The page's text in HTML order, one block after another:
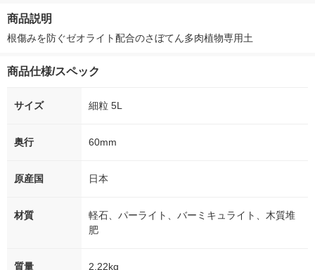
商品説明
根傷みを防ぐゼオライト配合のさぼてん多肉植物専用土
商品仕様/スペック
サイズ 細粒 5L
奥行 60mm
原産国 日本
材質
軽石、パーライト、バーミキュライト、木質堆
肥
質量 2.22kg